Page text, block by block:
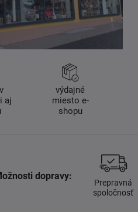
aj
výdajné
miesto e-
shopu
dopravy:
Prepravná
spoločnosť